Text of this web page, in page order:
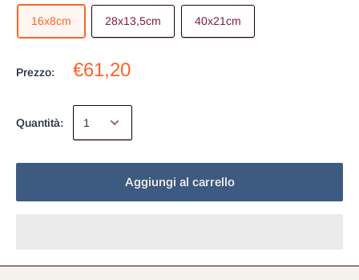
16x8cm 28x13,5cm 40x21cm
Prezzo: €61,20
Quantità:
Aggiungi al carrello